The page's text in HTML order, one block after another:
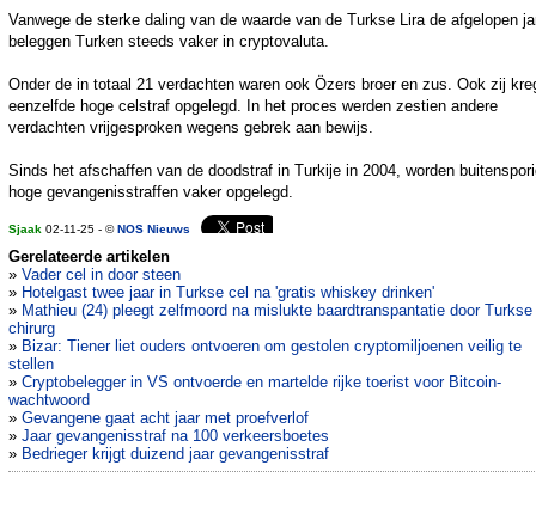
Vanwege de sterke daling van de waarde van de Turkse Lira de afgelopen
beleggen Turken steeds vaker in cryptovaluta.
Onder de in totaal 21 verdachten waren ook Özers broer en zus. Ook zij
eenzelfde hoge celstraf opgelegd. In het proces werden zestien andere
verdachten vrijgesproken wegens gebrek aan bewijs.
Sinds het afschaffen van de doodstraf in Turkije in 2004, worden
hoge gevangenisstraffen vaker opgelegd.
Sjaak 02-11-25 - ©NOS Nieuws
Gerelateerde artikelen
» Vader cel in door steen
» Hotelgast twee jaar in Turkse cel na 'gratis whiskey drinken'
» Mathieu (24) pleegt zelfmoord na mislukte baardtranspantatie door Turkse
chirurg
» Bizar: Tiener liet ouders ontvoeren om gestolen cryptomiljoenen veilig te
stellen
» Cryptobelegger in VS ontvoerde en martelde rijke toerist voor Bitcoin-
wachtwoord
» Gevangene gaat acht jaar met proefverlof
» Jaar gevangenisstraf na 100 verkeersboetes
» Bedrieger krijgt duizend jaar gevangenisstraf